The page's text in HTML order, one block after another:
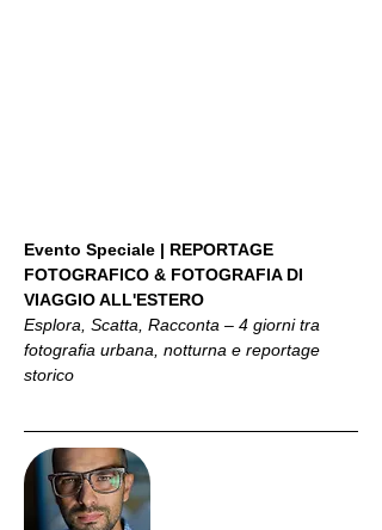
Evento Speciale | REPORTAGE
FOTOGRAFICO & FOTOGRAFIA DI
VIAGGIO ALL'ESTERO
Esplora, Scatta, Racconta – 4 giorni tra
fotografia urbana, notturna e reportage
storico